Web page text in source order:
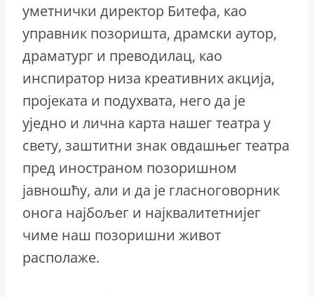
уметнички директор Битефа, као
управник позоришта, драмски аутор,
драматург и преводилац, као
инспиратор низа креативних акција,
пројеката и подухвата, него да је
уједно и лична карта нашег театра у
свету, заштитни знак овдашњег театра
пред иностраном позоришном
јавношћу, али и да је гласноговорник
онога најбољег и најквалитетнијег
чиме наш позоришни живот
располаже.